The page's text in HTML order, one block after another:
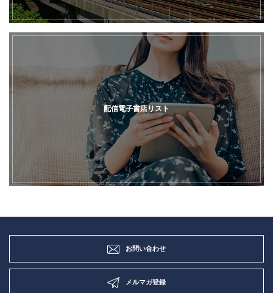
配信電子書店リスト
お問い合わせ
メルマガ登録